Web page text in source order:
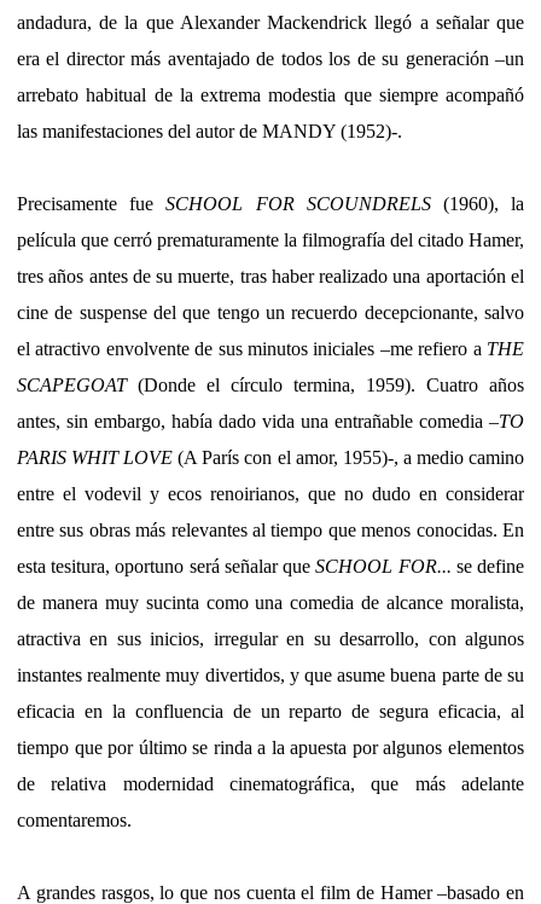
andadura, de la que Alexander Mackendrick llegó a señalar que
era el director más aventajado de todos los de su generación –un
arrebato habitual de la extrema modestia que siempre acompañó
las manifestaciones del autor de MANDY (1952)-.
Precisamente fueSCHOOL FOR SCOUNDRELS(1960), la
película que cerró prematuramente la filmografía del citado Hamer,
tres años antes de su muerte, tras haber realizado una aportación el
cine de suspense del que tengo un recuerdo decepcionante, salvo
el atractivo envolvente de sus minutos iniciales –me refiero a THE
SCAPEGOAT(Donde el círculo termina, 1959). Cuatro años
antes, sin embargo, había dado vida una entrañable comedia –TO
PARIS WHIT LOVE (A París con el amor, 1955)-, a medio camino
entre el vodevil y ecos renoirianos, que no dudo en considerar
entre sus obras más relevantes al tiempo que menos conocidas. En
esta tesitura, oportuno será señalar queSCHOOL FOR... se define
de manera muy sucinta como una comedia de alcance moralista,
atractiva en sus inicios, irregular en su desarrollo, con algunos
instantes realmente muy divertidos, y que asume buena parte de su
eficacia en la confluencia de un reparto de segura eficacia, al
tiempo que por último se rinda a la apuesta por algunos elementos
de relativa modernidad cinematográfica, que más adelante
comentaremos.
A grandes rasgos, lo que nos cuenta el film de Hamer –basado en